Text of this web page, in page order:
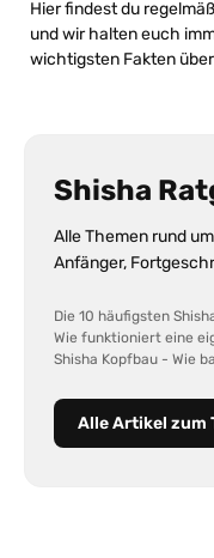
Hier findest du
und wir halten euch
wichtigsten Fakten
Shisha
Alle Themen rund
Anfänger,
Die 10 häufigsten
Wie funktioniert eine
Shisha Kopfbau - Wie
Alle Artikel zum